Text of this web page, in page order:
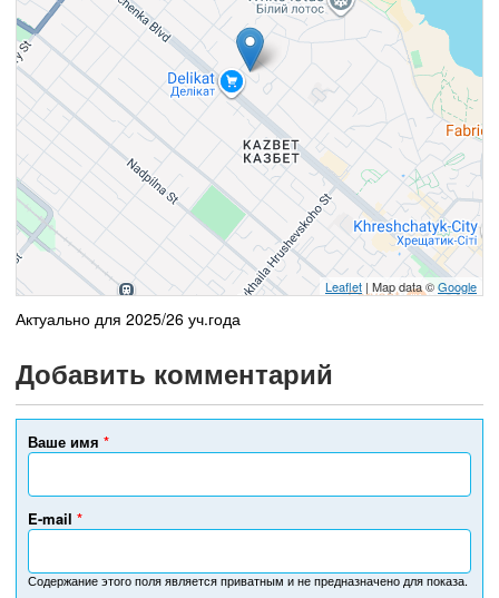
Leaflet | Map data ©Google
Актуально для 2025/26 уч.года
Добавить комментарий
Ваше имя *
E-mail *
Содержание этого поля является приватным и не предназначено для показа.